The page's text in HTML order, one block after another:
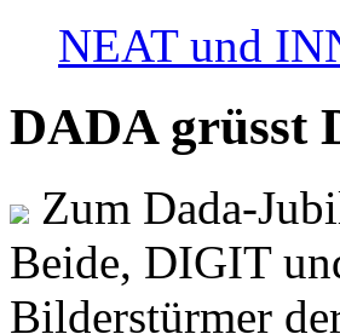
NEAT und
DADA grüsst
Zum Dada-
Beide, DIGIT
Bilderstürmer